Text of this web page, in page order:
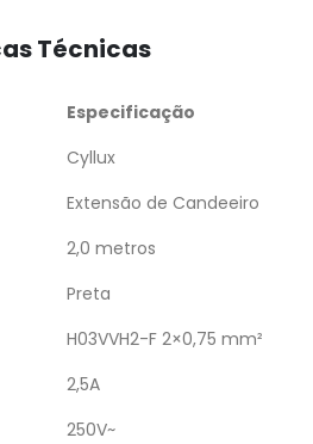
Técnicas
Especificação
Cyllux
Extensão de Candeeiro
2,0 metros
Preta
H03VVH2-F 2×0,75 mm²
2,5A
250V~